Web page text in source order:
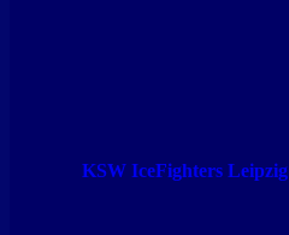
KSW IceFighters Leipzig